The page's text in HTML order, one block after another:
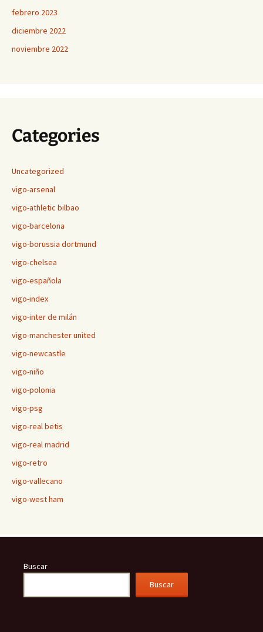
febrero 2023
diciembre 2022
noviembre 2022
Categories
Uncategorized
vigo-arsenal
vigo-athletic bilbao
vigo-barcelona
vigo-borussia dortmund
vigo-chelsea
vigo-española
vigo-index
vigo-inter de milán
vigo-manchester united
vigo-newcastle
vigo-niño
vigo-polonia
vigo-psg
vigo-real betis
vigo-real madrid
vigo-retro
vigo-vallecano
vigo-west ham
Buscar
Buscar